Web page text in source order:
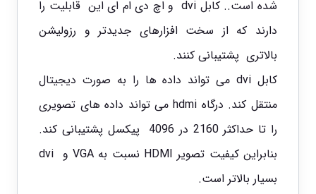
شده است.. کابل dvi و اچ دی ام ای این قابلیت را
دارند که از سخت افزارهای جدیدتر و رزولیشن
بالاتری پشتیبانی کنند.
کابل
dvi می تواند داده ها را به صورت دیجیتال
منتقل کند. درگاه hdmi می تواند داده های تصویری
را تا حداکثر 2160 در 4096 پیکسل پشتیبانی کند.
بنابراین کیفیت تصویر HDMI نسبت به VGA و dvi
بسیار بالاتر است.